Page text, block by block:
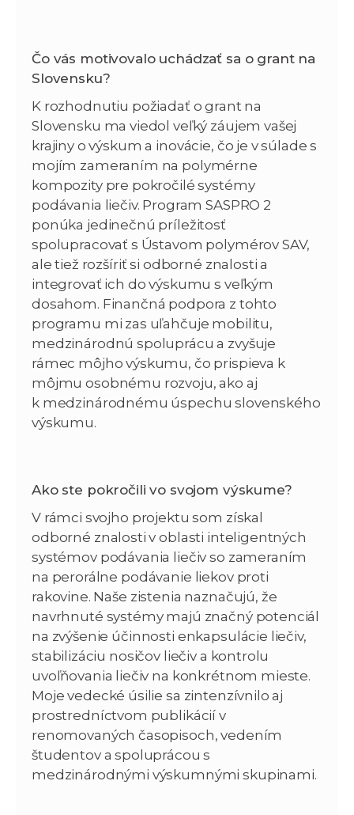
Čo vás motivovalo uchádzať sa o grant na
Slovensku?
K rozhodnutiu požiadať o grant na
Slovensku ma viedol veľký záujem vašej
krajiny o výskum a inovácie, čo je v súlade s
mojím zameraním na polymérne
kompozity pre pokročilé systémy
podávania liečiv. Program SASPRO 2
ponúka jedinečnú príležitosť
spolupracovať s Ústavom polymérov SAV,
ale tiež rozšíriť si odborné znalosti a
integrovať ich do výskumu s veľkým
dosahom. Finančná podpora z tohto
programu mi zas uľahčuje mobilitu,
medzinárodnú spoluprácu a zvyšuje
rámec môjho výskumu, čo prispieva k
môjmu osobnému rozvoju, ako aj
k medzinárodnému úspechu slovenského
výskumu.
Ako ste pokročili vo svojom výskume?
V rámci svojho projektu som získal
odborné znalosti v oblasti inteligentných
systémov podávania liečiv so zameraním
na perorálne podávanie liekov proti
rakovine. Naše zistenia naznačujú, že
navrhnuté systémy majú značný potenciál
na zvýšenie účinnosti enkapsulácie liečiv,
stabilizáciu nosičov liečiv a kontrolu
uvoľňovania liečiv na konkrétnom mieste.
Moje vedecké úsilie sa zintenzívnilo aj
prostredníctvom publikácií v
renomovaných časopisoch, vedením
študentov a spoluprácou s
medzinárodnými výskumnými skupinami.